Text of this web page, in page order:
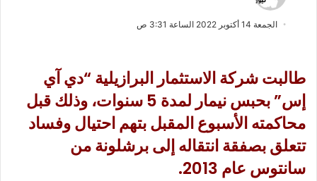
ب
ى
X
س
ي
د
ا
الجمعة 14 أكتوبر 2022 الساعة 3:31 ص
طالبت شركة الاستثمار البرازيلية “دي آي
إس” بحبس نيمار لمدة 5 سنوات، وذلك قبل
محاكمته الأسبوع المقبل بتهم احتيال وفساد
تتعلق بصفقة انتقاله إلى برشلونة من
سانتوس عام 2013.